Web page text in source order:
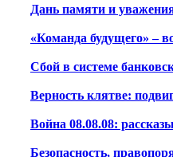
Дань памяти и
«Команда будущего» –
Сбой в системе
Верность клятве:
Война 08.08.08:
Безопасность,